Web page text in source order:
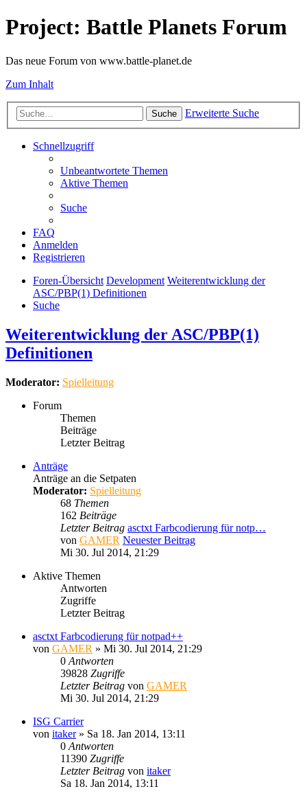
Project: Battle Planets Forum
Das neue Forum von www.battle-planet.de
Zum Inhalt
Suche Erweiterte Suche
Schnellzugriff
Unbeantwortete Themen
Aktive Themen
Suche
FAQ
Anmelden
Registrieren
Foren-Übersicht Development Weiterentwicklung der
ASC/PBP(1) Definitionen
Suche
Weiterentwicklung der ASC/PBP(1)
Definitionen
Moderator: Spielleitung
Forum
Themen
Beiträge
Letzter Beitrag
Anträge
Anträge an die Setpaten
Moderator: Spielleitung
68 Themen
162 Beiträge
Letzter Beitrag asctxt Farbcodierung für notp…
von GAMER Neuester Beitrag
Mi 30. Jul 2014, 21:29
Aktive Themen
Antworten
Zugriffe
Letzter Beitrag
asctxt Farbcodierung für notpad++
von GAMER » Mi 30. Jul 2014, 21:29
0 Antworten
39828 Zugriffe
Letzter Beitrag von GAMER
Mi 30. Jul 2014, 21:29
ISG Carrier
von itaker» Sa 18. Jan 2014, 13:11
0 Antworten
11390 Zugriffe
Letzter Beitrag von itaker
Sa 18. Jan 2014, 13:11